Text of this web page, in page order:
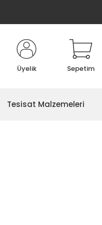
Üyelik Sepetim
Tesisat Malzemeleri